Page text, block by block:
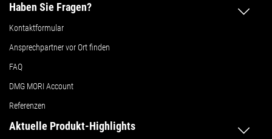
Haben Sie Fragen?
Kontaktformular
Ansprechpartner vor Ort finden
FAQ
DMG MORI Account
Referenzen
Aktuelle Produkt-Highlights